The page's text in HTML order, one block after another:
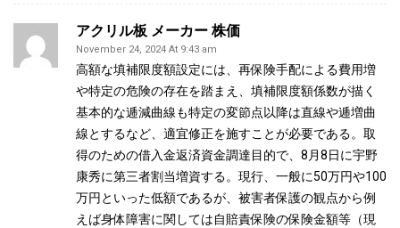
アクリル板 メーカー 株価
November 24, 2024 At 9:43 am
高額な填補限度額設定には、再保険手配による費用増
や特定の危険の存在を踏まえ、填補限度額係数が描く
基本的な逓減曲線も特定の変節点以降は直線や逓増曲
線とするなど、適宜修正を施すことが必要である。取
得のための借入金返済資金調達目的で、8月8日に宇野
康秀に第三者割当増資する。現行、一般に50万円や100
万円といった低額であるが、被害者保護の観点から例
えば身体障害に関しては自賠責保険の保険金額等（現